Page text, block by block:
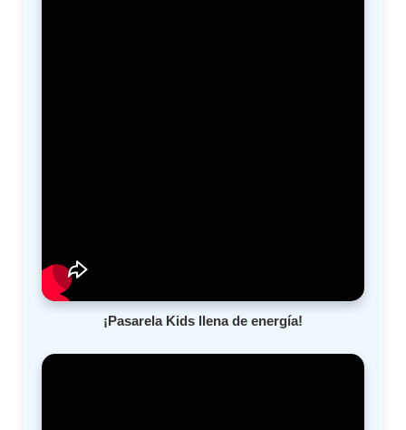
¡Pasarela Kids llena de energía!